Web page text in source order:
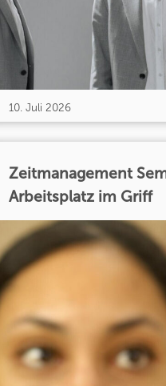
10. Juli 2026
Zeitmanagement
Arbeitsplatz im Griff